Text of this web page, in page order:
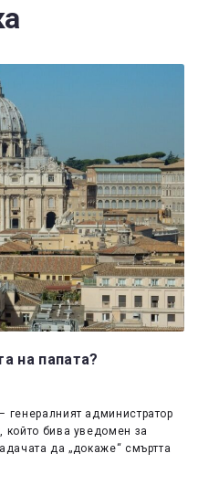
на папата?
генералният администратор
който бива уведомен за
да „докаже“ смъртта